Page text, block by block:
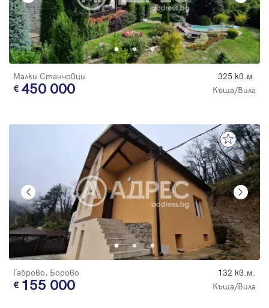
Малки Станчовци 325 кв.м.
450 000 Къща/Вила
Габрово, Борово 132 кв.м.
155 000 Къща/Вила